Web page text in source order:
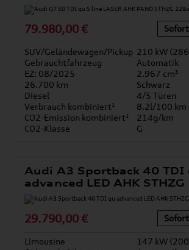
79.980,00 €
SUV/Geländewagen/Pickup 210 kW (286
Gebrauchtfahrzeug
Automatik
EZ: 08/2025
2.967 cm³
26.700 km
Schwarz
Diesel
4/5 Türen
Verbrauch kombiniert¹
8.2l/100 km
CO2-Emission kombiniert¹
214g/km
CO2-Klasse
G
Audi A3 Sportback 40 TDI
advanced LED AHK STHZG
29.790,00 €
Limousine
147 kW (200